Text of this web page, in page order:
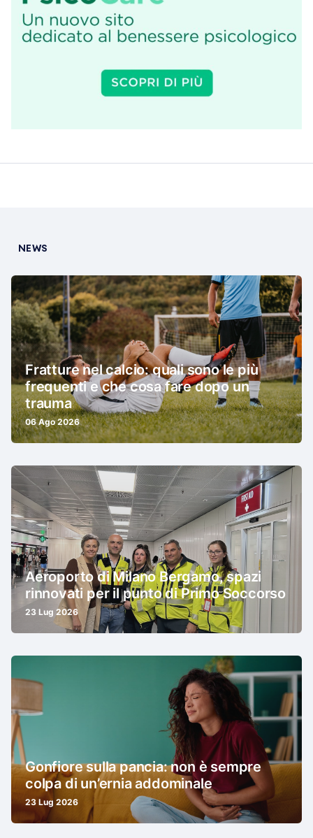
NEWS
Fratture nel calcio: quali sono le più
frequenti e che cosa fare dopo un
trauma
06 Ago 2026
Aeroporto di Milano Bergamo, spazi
rinnovati per il punto di Primo Soccorso
23 Lug 2026
Gonfiore sulla pancia: non è sempre
colpa di un’ernia addominale
23 Lug 2026